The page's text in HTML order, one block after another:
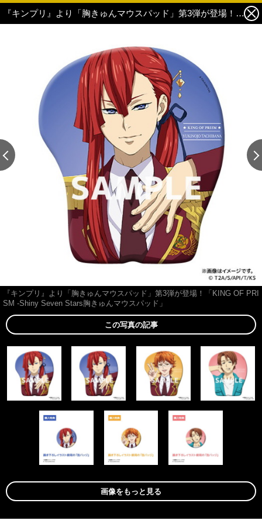
『キンプリ』より「胸きゅんマウスパッド」第3弾が登場！「KING OF PRISM -Shiny Seven Stars胸きゅんマウスパッド」 2枚目の写真・画像
『キンプリ』より「胸きゅんマウスパッド」第3弾が登場！「KING OF PRI
SM -Shiny Seven Stars胸きゅんマウスパッド」
この写真の記事
画像をもっと見る